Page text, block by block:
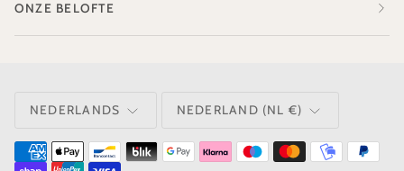
ONZE BELOFTE
NEDERLANDS NEDERLAND (NL €)